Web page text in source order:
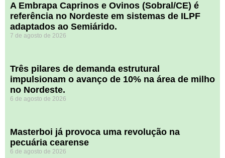
A Embrapa Caprinos e Ovinos (Sobral/CE) é
referência no Nordeste em sistemas de ILPF
adaptados ao Semiárido.
7 de agosto de 2026
​Três pilares de demanda estrutural
impulsionam o avanço de 10% na área de milho
no Nordeste.
6 de agosto de 2026
Masterboi já provoca uma revolução na
pecuária cearense
6 de agosto de 2026